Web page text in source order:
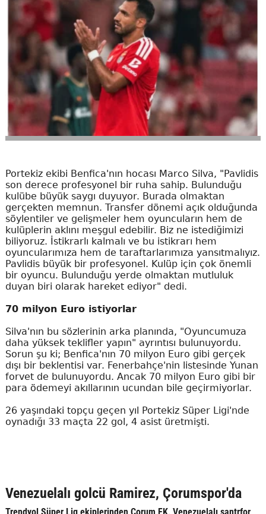
Portekiz ekibi Benfica'nın hocası Marco Silva, "Pavlidis
son derece profesyonel bir ruha sahip. Bulunduğu
kulübe büyük saygı duyuyor. Burada olmaktan
gerçekten memnun. Transfer dönemi açık olduğunda
söylentiler ve gelişmeler hem oyuncuların hem de
kulüplerin aklını meşgul edebilir. Biz ne istediğimizi
biliyoruz. İstikrarlı kalmalı ve bu istikrarı hem
oyuncularımıza hem de taraftarlarımıza yansıtmalıyız.
Pavlidis büyük bir profesyonel. Kulüp için çok önemli
bir oyuncu. Bulunduğu yerde olmaktan mutluluk
duyan biri olarak hareket ediyor" dedi.
70 milyon Euro istiyorlar
Silva'nın bu sözlerinin arka planında, "Oyuncumuza
daha yüksek teklifler yapın" ayrıntısı bulunuyordu.
Sorun şu ki; Benfica'nın 70 milyon Euro gibi gerçek
dışı bir beklentisi var. Fenerbahçe'nin listesinde Yunan
forvet de bulunuyordu. Ancak 70 milyon Euro gibi bir
para ödemeyi akıllarının ucundan bile geçirmiyorlar.
26 yaşındaki topçu geçen yıl Portekiz Süper Ligi'nde
oynadığı 33 maçta 22 gol, 4 asist üretmişti.
Venezuelalı golcü Ramirez, Çorumspor'da